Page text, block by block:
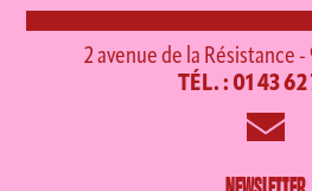
2 avenue de la Résistance
TÉL. : 01 43 62